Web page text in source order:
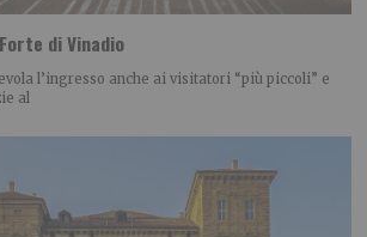
di Vinadio
l’ingresso anche ai visitatori “più piccoli” e
al